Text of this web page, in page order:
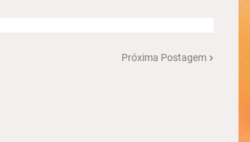
Próxima Postagem